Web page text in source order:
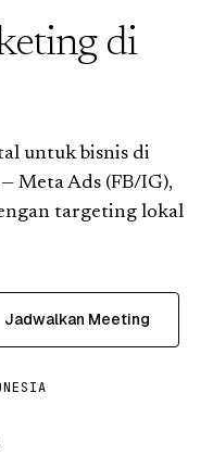
di
untuk bisnis di
Meta Ads (FB/IG),
targeting lokal
Jadwalkan Meeting